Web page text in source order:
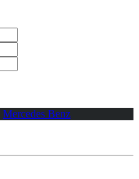
Mercedes Benz